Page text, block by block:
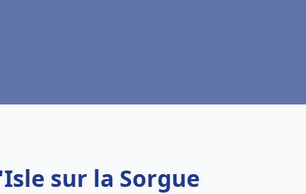
sur la Sorgue